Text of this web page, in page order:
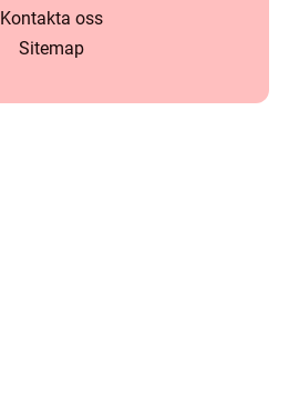
Kontakta oss
Sitemap